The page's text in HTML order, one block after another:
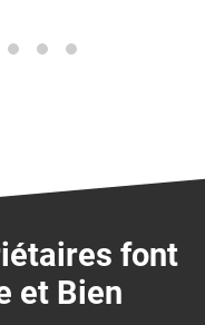
font
et Bien